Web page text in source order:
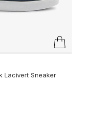
Lacivert Sneaker